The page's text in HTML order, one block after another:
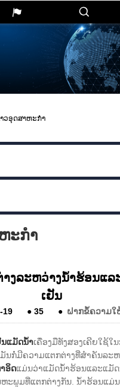
ວອຸດສາຫະກໍາ
ະກໍາ
ງລະຫວ່າງນ້ໍາຮ້ອນແລ
ເຢັນ
19 ● 35 ● ຝາກຂໍ້ຄວາມໃ
ນແມັດນ້ໍາເຄື່ອງມືທັງສອງເຄີຍໃຊ້ໃ
ນກໍ່ມີຄວາມແຕກຕ່າງທີ່ສໍາຄັນລະ
ອິດແມ່ນວ່າແມັດນ້ໍາຮ້ອນແລະແມັ
ະພູມທີ່ແຕກຕ່າງກັນ. ນ້ໍາຮ້ອນແມ່